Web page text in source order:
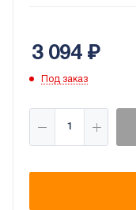
3 094₽
Под заказ